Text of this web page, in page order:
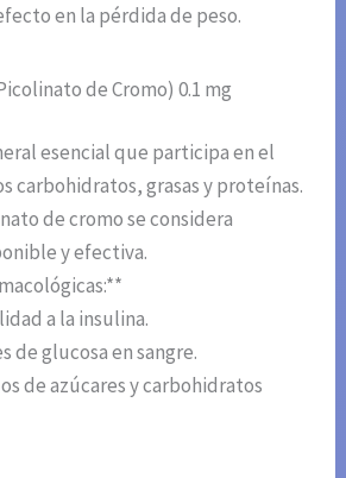
en la pérdida de peso.
de Cromo) 0.1 mg
esencial que participa en el
carbohidratos, grasas y proteínas.
de cromo se considera
y efectiva.
a la insulina.
de glucosa en sangre.
de azúcares y carbohidratos